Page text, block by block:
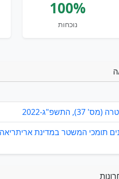
100%
נוכחות
התשפ"ג-2022
תומכי המשטר במדינת